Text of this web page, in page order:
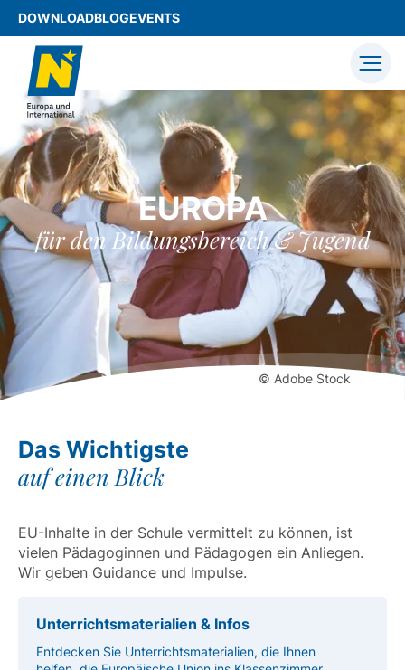
DOWNLOADBLOGEVENTS
EUROPA
für den Bildungsbereich & Jugend
© Adobe Stock
Das Wichtigste
auf einen Blick
EU-Inhalte in der Schule vermittelt zu können, ist
vielen Pädagoginnen und Pädagogen ein Anliegen.
Wir geben Guidance und Impulse.
Unterrichtsmaterialien & Infos
Entdecken Sie Unterrichtsmaterialien, die Ihnen